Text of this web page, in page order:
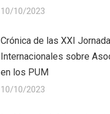
10/10/2023
Crónica de las XXI
Internacionales sobre
en los PUM
10/10/2023